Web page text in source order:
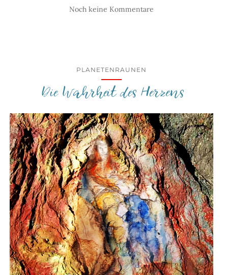
Noch keine Kommentare
PLANETENRAUNEN
Die Wahrheit des Herzens